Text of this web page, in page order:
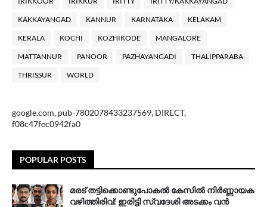
KAKKAYANGAD KANNUR KARNATAKA KELAKAM
KERALA KOCHI KOZHIKODE MANGALORE
MATTANNUR PANOOR PAZHAYANGADI THALIPPARABA
THRISSUR WORLD
google.com, pub-7802078433237569, DIRECT,
f08c47fec0942fa0
POPULAR POSTS
മരട് തട്ടിക്കൊണ്ടുപോകൽ കേസിൽ നിർണ്ണായക
വഴിത്തിരിവ്: ഇരിട്ടി സ്വദേശി അടക്കം വൻ